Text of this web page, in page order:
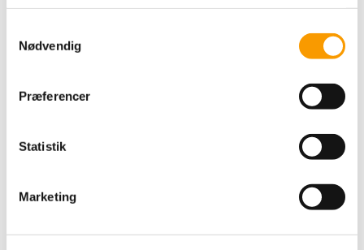
Nødvendig
Præferencer
Statistik
Marketing
By Permin Scarlet - Sart